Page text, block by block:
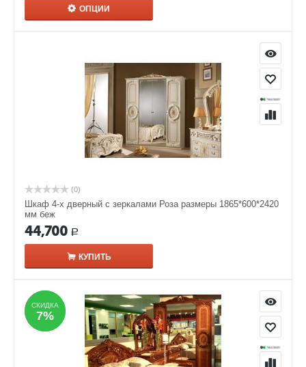
ОПЦИИ
(0)
Шкаф 4-х дверный с зеркалами Роза размеры 1865*600*2420
мм беж
44,700 Р
КУПИТЬ
СКИДКА
7%
СКИДКА
7%